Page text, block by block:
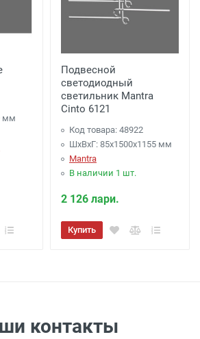
мм
Подвесной
светодиодный
светильник Mantra
Cinto 6121
Код товара: 48922
ШхВхГ: 85x1500x1155 мм
Mantra
В наличии 1 шт.
2 126 лари.
Купить
контакты